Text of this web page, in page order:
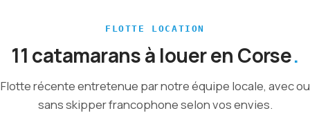
FLOTTE LOCATION
11 catamarans à louer en Corse
Flotte récente entretenue par notre équipe locale, avec ou
sans skipper francophone selon vos envies.